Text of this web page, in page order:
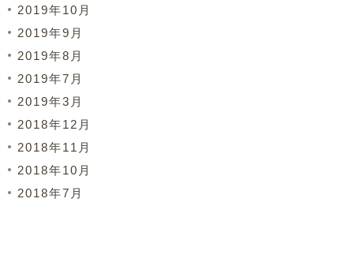
2019年10月
2019年9月
2019年8月
2019年7月
2019年3月
2018年12月
2018年11月
2018年10月
2018年7月